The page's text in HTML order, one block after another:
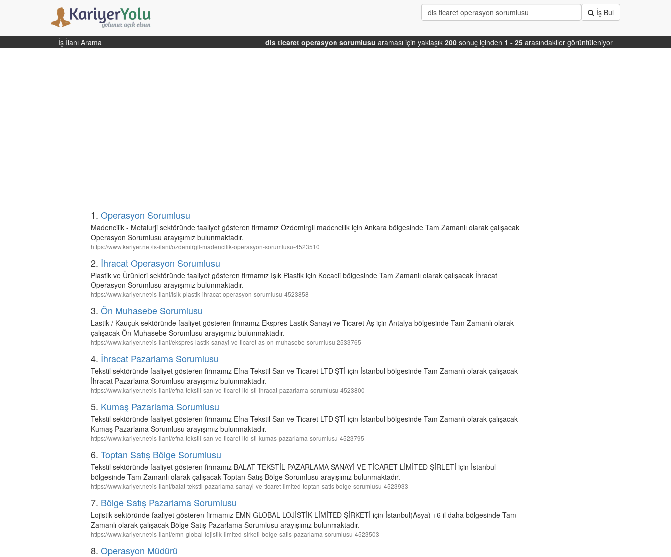
İş Bul
İş İlanı Arama dis ticaret operasyon sorumlusu araması için yaklaşık 200 sonuç içinden 1 - 25 arasındakiler görüntüleniyor
1. Operasyon Sorumlusu
Madencilik - Metalurji sektöründe faaliyet gösteren firmamız Özdemirgil madencilik için Ankara bölgesinde Tam Zamanlı olarak çalışacak
Operasyon Sorumlusu arayışımız bulunmaktadır.
https://www.kariyer.net/is-ilani/ozdemirgil-madencilik-operasyon-sorumlusu-4523510
2. İhracat Operasyon Sorumlusu
Plastik ve Ürünleri sektöründe faaliyet gösteren firmamız Işık Plastik için Kocaeli bölgesinde Tam Zamanlı olarak çalışacak İhracat
Operasyon Sorumlusu arayışımız bulunmaktadır.
https://www.kariyer.net/is-ilani/isik-plastik-ihracat-operasyon-sorumlusu-4523858
3. Ön Muhasebe Sorumlusu
Lastik / Kauçuk sektöründe faaliyet gösteren firmamız Ekspres Lastik Sanayi ve Ticaret Aş için Antalya bölgesinde Tam Zamanlı olarak
çalışacak Ön Muhasebe Sorumlusu arayışımız bulunmaktadır.
https://www.kariyer.net/is-ilani/ekspres-lastik-sanayi-ve-ticaret-as-on-muhasebe-sorumlusu-2533765
4. İhracat Pazarlama Sorumlusu
Tekstil sektöründe faaliyet gösteren firmamız Efna Tekstil San ve Ticaret LTD ŞTİ için İstanbul bölgesinde Tam Zamanlı olarak çalışacak
İhracat Pazarlama Sorumlusu arayışımız bulunmaktadır.
https://www.kariyer.net/is-ilani/efna-tekstil-san-ve-ticaret-ltd-sti-ihracat-pazarlama-sorumlusu-4523800
5. Kumaş Pazarlama Sorumlusu
Tekstil sektöründe faaliyet gösteren firmamız Efna Tekstil San ve Ticaret LTD ŞTİ için İstanbul bölgesinde Tam Zamanlı olarak çalışacak
Kumaş Pazarlama Sorumlusu arayışımız bulunmaktadır.
https://www.kariyer.net/is-ilani/efna-tekstil-san-ve-ticaret-ltd-sti-kumas-pazarlama-sorumlusu-4523795
6. Toptan Satış Bölge Sorumlusu
Tekstil sektöründe faaliyet gösteren firmamız BALAT TEKSTİL PAZARLAMA SANAYİ VE TİCARET LİMİTED ŞİRLETİ için İstanbul
bölgesinde Tam Zamanlı olarak çalışacak Toptan Satış Bölge Sorumlusu arayışımız bulunmaktadır.
https://www.kariyer.net/is-ilani/balat-tekstil-pazarlama-sanayi-ve-ticaret-limited-toptan-satis-bolge-sorumlusu-4523933
7. Bölge Satış Pazarlama Sorumlusu
Lojistik sektöründe faaliyet gösteren firmamız EMN GLOBAL LOJİSTİK LİMİTED ŞİRKETİ için İstanbul(Asya) +6 il daha bölgesinde Tam
Zamanlı olarak çalışacak Bölge Satış Pazarlama Sorumlusu arayışımız bulunmaktadır.
https://www.kariyer.net/is-ilani/emn-global-lojistik-limited-sirketi-bolge-satis-pazarlama-sorumlusu-4523503
8. Operasyon Müdürü